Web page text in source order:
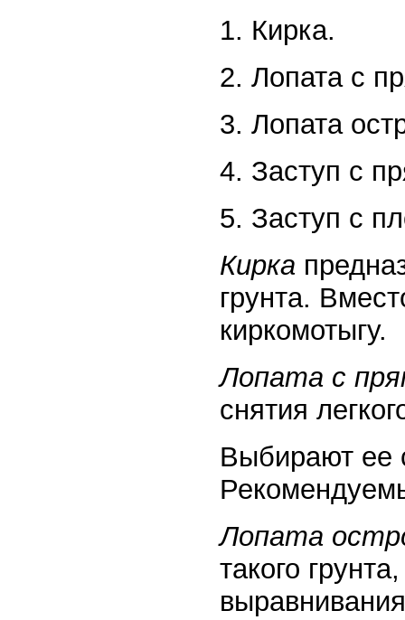
1. Кирка.
2. Лопата с
3. Лопата
4. Заступ с
5. Заступ с
Кирка
грунта.
киркомотыгу.
Лопата с
снятия
Выбирают ее
Лопата
такого